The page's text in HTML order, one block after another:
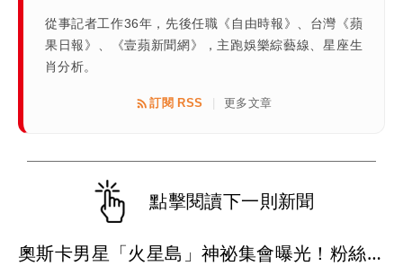
從事記者工作36年，先後任職《自由時報》、台灣《蘋
果日報》、《壹蘋新聞網》，主跑娛樂綜藝線、星座生
肖分析。
訂閱 RSS 更多文章
點擊閱讀下一則新聞
奧斯卡男星「火星島」神祕集會曝光！粉絲穿白衣朝拜 邪教疑雲再起